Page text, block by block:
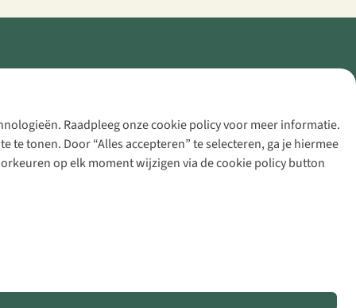
Raadpleeg onze cookie policy voor meer informatie.
tonen. Door “Alles accepteren” te selecteren, ga je hiermee
op elk moment wijzigen via de cookie policy button